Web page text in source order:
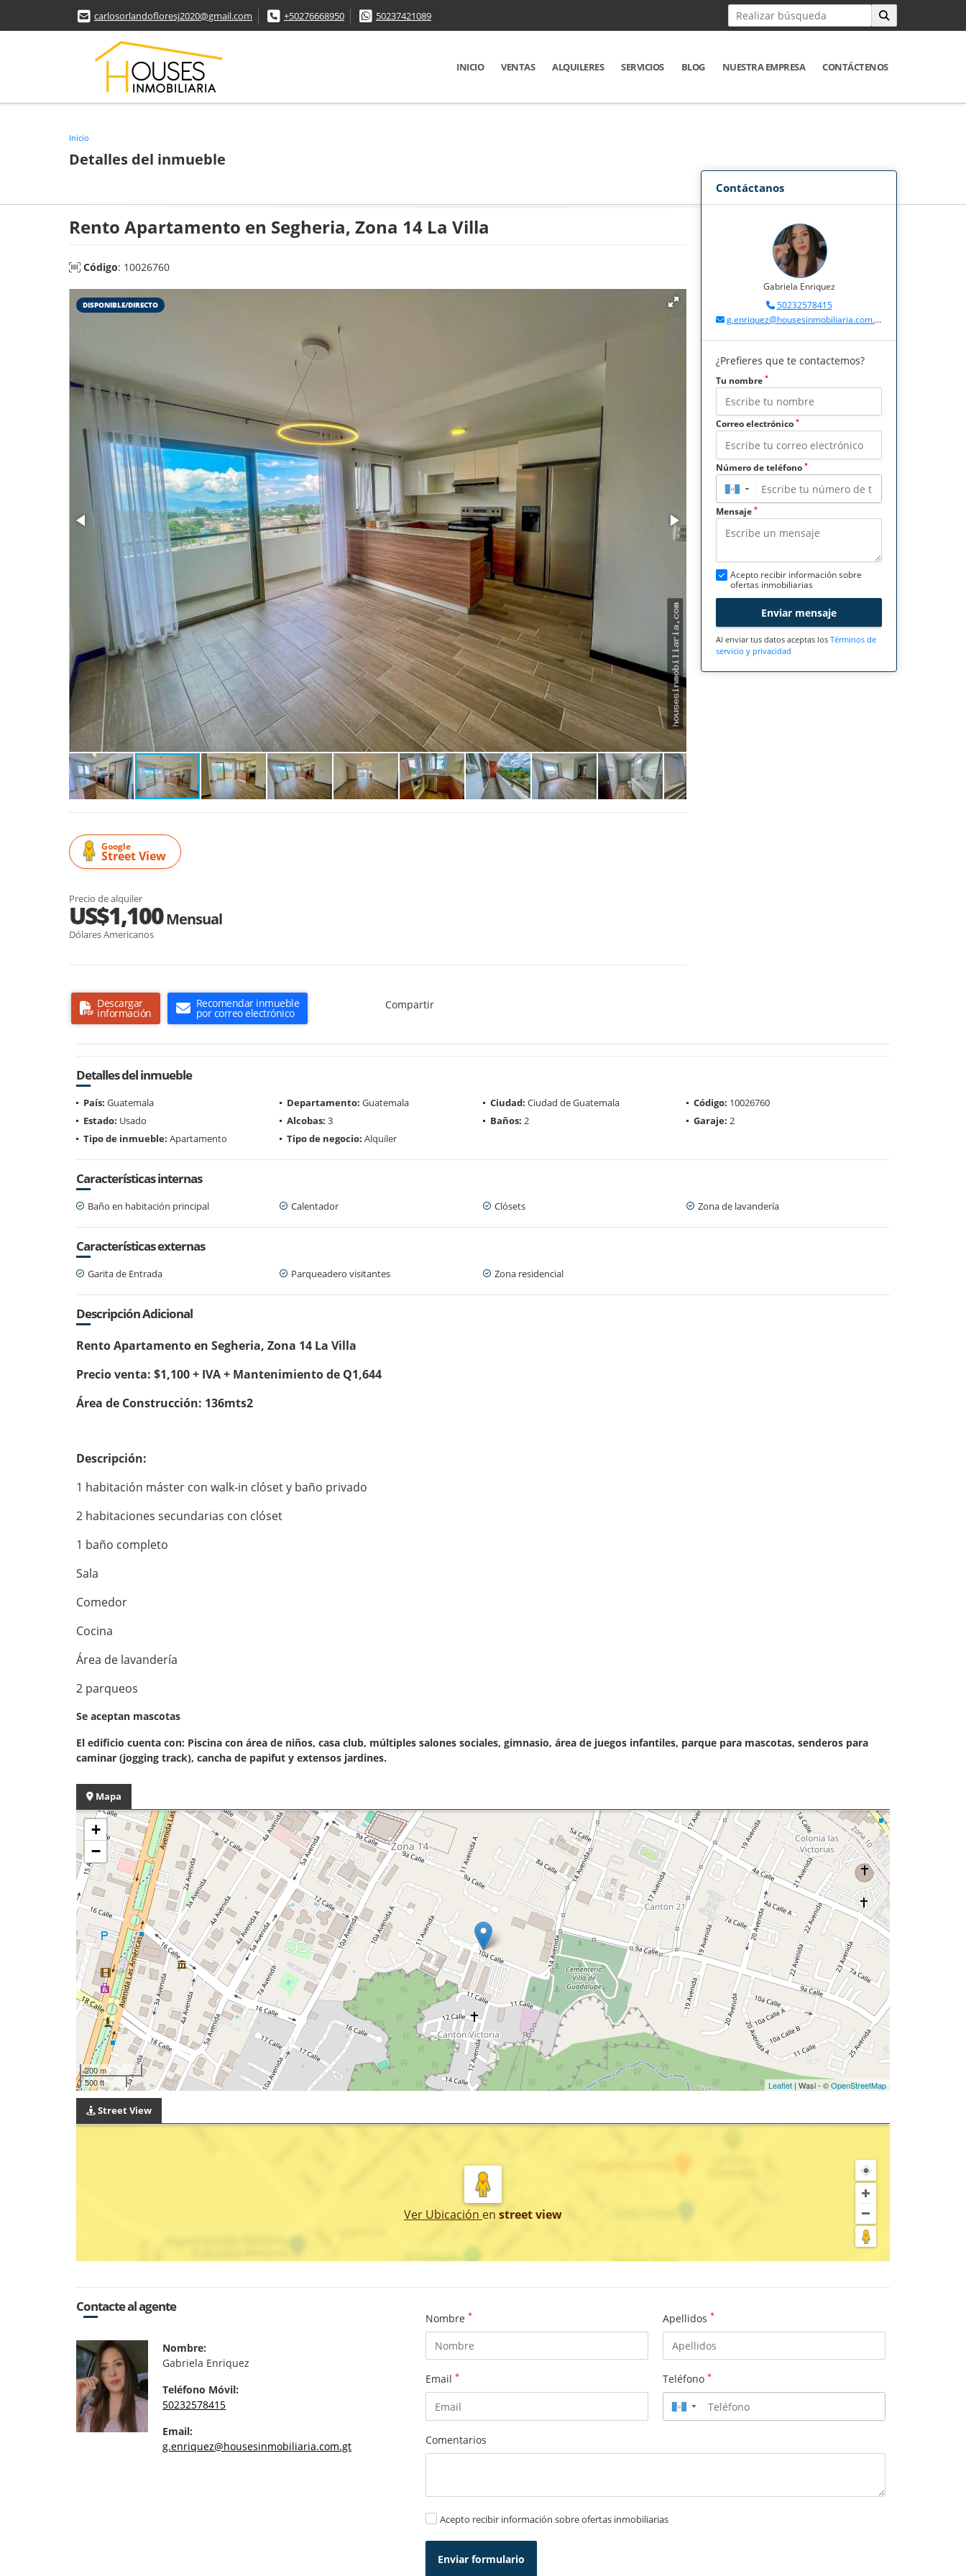
carlosorlandofloresj2020@gmail.com +50276668950 50237421089
INICIO VENTAS ALQUILERES SERVICIOS BLOG NUESTRA EMPRESA CONTÁCTENOS
Inicio
Detalles del inmueble
Rento Apartamento en Segheria, Zona 14 La Villa
Código: 10026760
DISPONIBLE/DIRECTO
Google
Street View
Precio de alquiler
US$1,100Mensual
Dólares Americanos
Descargar
información
Recomendar inmueble
por correo electrónico
Compartir
Contáctanos
Gabriela Enriquez
50232578415
g.enriquez@housesinmobiliaria.com.gt
¿Prefieres que te contactemos?
Tu nombre *
Correo electrónico *
Número de teléfono *
▼
Mensaje *
Acepto recibir información sobre
ofertas inmobiliarias
Enviar mensaje
Al enviar tus datos aceptas los Términos de
servicio y privacidad
Detalles del inmueble
País: Guatemala Departamento: Guatemala Ciudad: Ciudad de Guatemala Código: 10026760
Estado: Usado Alcobas: 3 Baños: 2 Garaje: 2
Tipo de inmueble: Apartamento Tipo de negocio: Alquiler
Características internas
Baño en habitación principal Calentador Clósets Zona de lavandería
Características externas
Garita de Entrada Parqueadero visitantes Zona residencial
Descripción Adicional
Rento Apartamento en Segheria, Zona 14 La Villa
Precio venta: $1,100 + IVA + Mantenimiento de Q1,644
Área de Construcción: 136mts2
Descripción:
1 habitación máster con walk-in clóset y baño privado
2 habitaciones secundarias con clóset
1 baño completo
Sala
Comedor
Cocina
Área de lavandería
2 parqueos
Se aceptan mascotas
El edificio cuenta con: Piscina con área de niños, casa club, múltiples salones sociales, gimnasio, área de juegos infantiles, parque para mascotas, senderos para
caminar (jogging track), cancha de papifut y extensos jardines.
Mapa
+
−
200 m
500 ft
Leaflet | Wasi - ©OpenStreetMap
Street View
Ver Ubicación en street view
Contacte al agente
Nombre:
Gabriela Enriquez
Teléfono Móvil:
50232578415
Email:
g.enriquez@housesinmobiliaria.com.gt
Nombre * Apellidos *
Email * Teléfono *
▼
Comentarios
Acepto recibir información sobre ofertas inmobiliarias
Enviar formulario